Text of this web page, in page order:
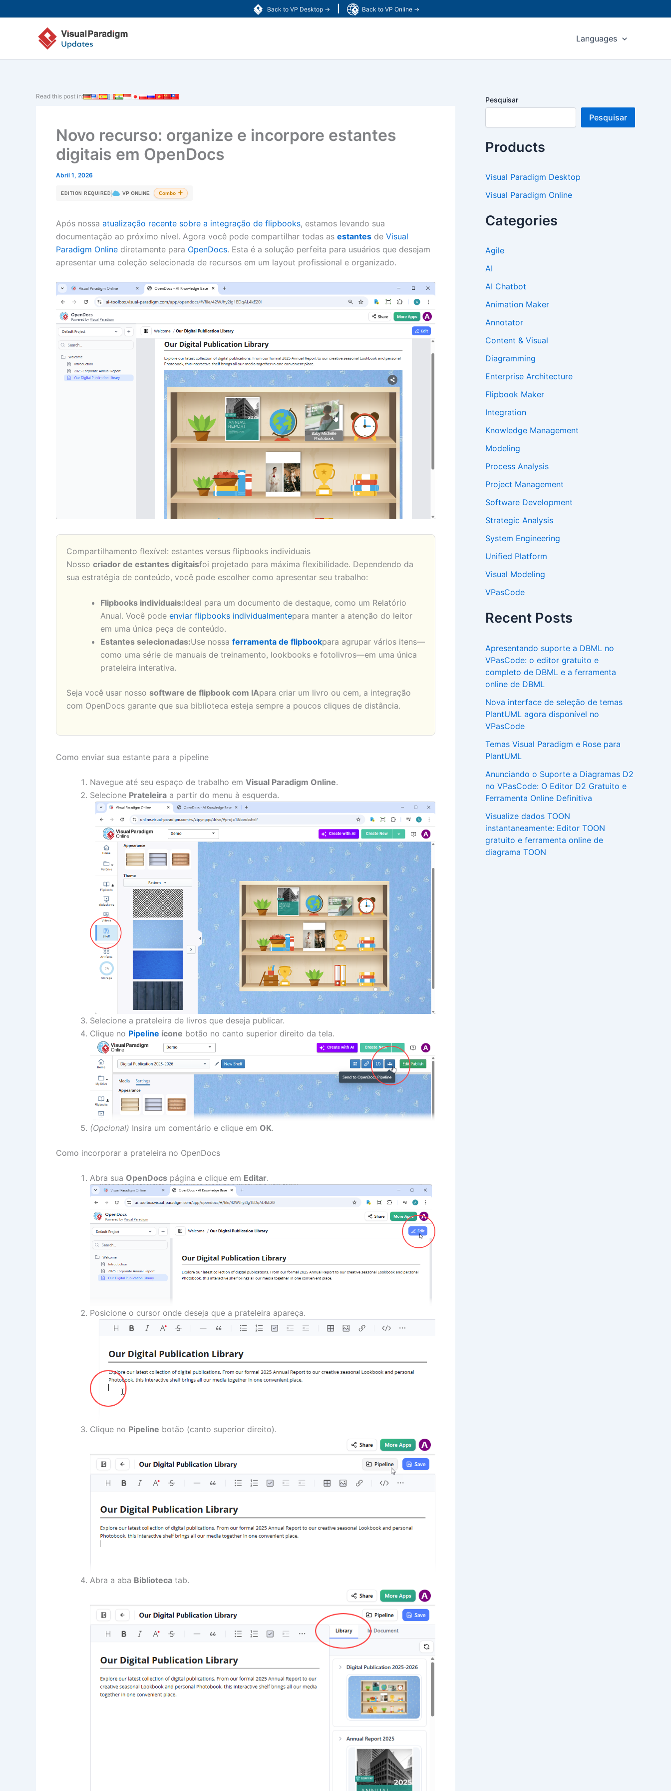
Back to VP Desktop → Back to VP Online →
to
Languages
Read this post in:
Novo recurso: organize e incorpore estantes
digitais em OpenDocs
Abril 1, 2026
EDITION REQUIRED VP ONLINE Combo
Após nossa atualização recente sobre a integração de flipbooks, estamos levando sua
documentação ao próximo nível. Agora você pode compartilhar todas as estantes de Visual
Paradigm Online diretamente para OpenDocs. Esta é a solução perfeita para usuários que desejam
apresentar uma coleção selecionada de recursos em um layout profissional e organizado.
Compartilhamento flexível: estantes versus flipbooks individuais
Nosso criador de estantes digitaisfoi projetado para máxima flexibilidade. Dependendo da
sua estratégia de conteúdo, você pode escolher como apresentar seu trabalho:
Flipbooks individuais:Ideal para um documento de destaque, como um Relatório
Anual. Você pode enviar flipbooks individualmentepara manter a atenção do leitor
em uma única peça de conteúdo.
Estantes selecionadas:Use nossa ferramenta de flipbookpara agrupar vários itens—
como uma série de manuais de treinamento, lookbooks e fotolivros—em uma única
prateleira interativa.
Seja você usar nosso software de flipbook com IApara criar um livro ou cem, a integração
com OpenDocs garante que sua biblioteca esteja sempre a poucos cliques de distância.
Como enviar sua estante para a pipeline
Navegue até seu espaço de trabalho em Visual Paradigm Online.
Selecione Prateleira a partir do menu à esquerda.
Selecione a prateleira de livros que deseja publicar.
Clique no Pipeline ícone botão no canto superior direito da tela.
(Opcional) Insira um comentário e clique em OK.
Como incorporar a prateleira no OpenDocs
Abra sua OpenDocs página e clique em Editar.
Posicione o cursor onde deseja que a prateleira apareça.
Clique no Pipeline botão (canto superior direito).
Abra a aba Biblioteca tab.
Pesquisar
Pesquisar
Products
Visual Paradigm Desktop
Visual Paradigm Online
Categories
Agile
AI
AI Chatbot
Animation Maker
Annotator
Content & Visual
Diagramming
Enterprise Architecture
Flipbook Maker
Integration
Knowledge Management
Modeling
Process Analysis
Project Management
Software Development
Strategic Analysis
System Engineering
Unified Platform
Visual Modeling
VPasCode
Recent Posts
Apresentando suporte a DBML no
VPasCode: o editor gratuito e
completo de DBML e a ferramenta
online de DBML
Nova interface de seleção de temas
PlantUML agora disponível no
VPasCode
Temas Visual Paradigm e Rose para
PlantUML
Anunciando o Suporte a Diagramas D2
no VPasCode: O Editor D2 Gratuito e
Ferramenta Online Definitiva
Visualize dados TOON
instantaneamente: Editor TOON
gratuito e ferramenta online de
diagrama TOON